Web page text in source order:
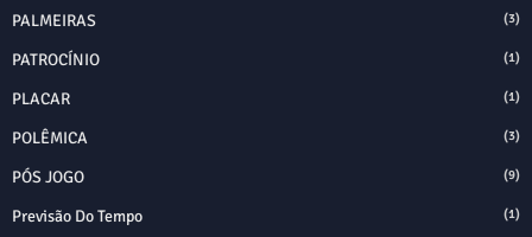
PALMEIRAS (3)
PATROCÍNIO (1)
PLACAR (1)
POLÊMICA (3)
PÓS JOGO (9)
Previsão Do Tempo (1)